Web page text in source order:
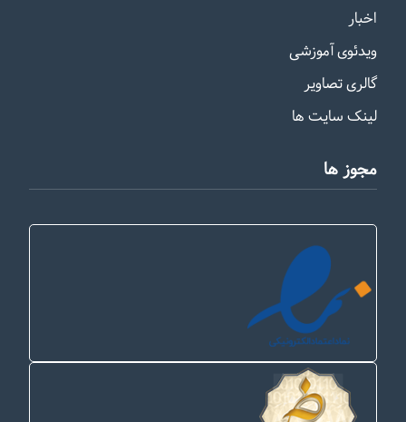
اخبار
ویدئوی آموزشی
گالری تصاویر
لینک سایت ها
مجوز ها